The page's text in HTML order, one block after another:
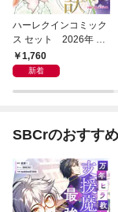
ハーレクインコミック
ス セット 2026年 vo
l.1079
1,760
新着
SBCrのおすす